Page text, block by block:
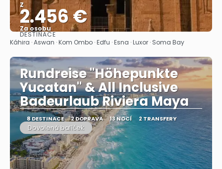
Z
2.456 €
Za osobu
Zobrazit
DESTINACE
Káhira · Aswan · Kom Ombo · Edfu · Esna · Luxor · Soma Bay
Rundreise "Höhepunkte
Yucatan" & All Inclusive
Badeurlaub Riviera Maya
8 DESTINACE 2 DOPRAVA 13 NOCÍ 2 TRANSFERY
Dovolená balíček